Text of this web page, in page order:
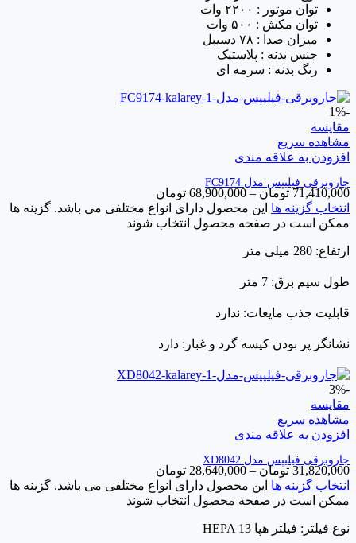
توان موتور : ۲۲۰۰ وات
توان مکش : ۵۰۰ وات
میزان صدا : ۷۸ دسیبل
جنس بدنه : پلاستیک
رنگ بدنه : سرمه ای
-1%
مقایسه
مشاهده سریع
افزودن به علاقه مندی
جاروبرقی فیلیپس مدل FC9174
71,410,000 تومان –
68,900,000 تومان
انتخاب گزینه ها این محصول دارای انواع مختلفی می باشد. گزینه ها
ممکن است در صفحه محصول انتخاب شوند
ارتفاع: 280 میلی متر
طول سیم برق: 7 متر
قابلیت جذب مایعات: ندارد
نشانگر پر بودن کیسه گرد و غبار: دارد
-3%
مقایسه
مشاهده سریع
افزودن به علاقه مندی
جاروبرقی فیلیپس مدل XD8042
31,820,000 تومان –
28,640,000 تومان
انتخاب گزینه ها این محصول دارای انواع مختلفی می باشد. گزینه ها
ممکن است در صفحه محصول انتخاب شوند
نوع فیلتر: فیلتر هپا HEPA 13